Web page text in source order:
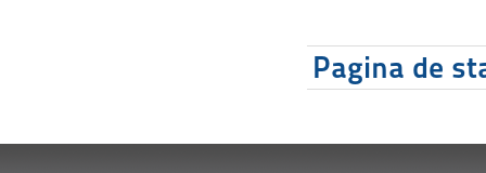
Pagina de